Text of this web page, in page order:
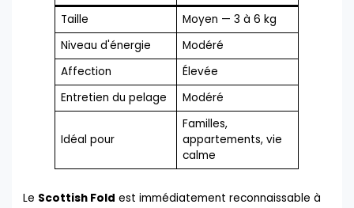
Taille
Moyen — 3 à 6 kg
Niveau d'énergie
Modéré
Affection
Élevée
Entretien du pelage
Modéré
Idéal pour
Familles,
appartements, vie
calme
Le Scottish Fold est immédiatement reconnaissable à